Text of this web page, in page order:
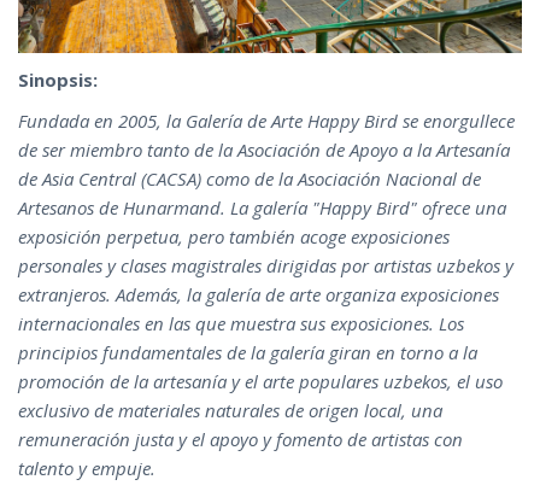
Sinopsis:
Fundada en 2005, la Galería de Arte Happy Bird se enorgullece
de ser miembro tanto de la Asociación de Apoyo a la Artesanía
de Asia Central (CACSA) como de la Asociación Nacional de
Artesanos de Hunarmand. La galería "Happy Bird" ofrece una
exposición perpetua, pero también acoge exposiciones
personales y clases magistrales dirigidas por artistas uzbekos y
extranjeros. Además, la galería de arte organiza exposiciones
internacionales en las que muestra sus exposiciones. Los
principios fundamentales de la galería giran en torno a la
promoción de la artesanía y el arte populares uzbekos, el uso
exclusivo de materiales naturales de origen local, una
remuneración justa y el apoyo y fomento de artistas con
talento y empuje.